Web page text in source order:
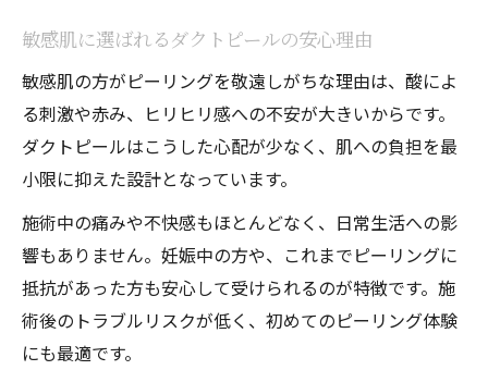
敏感肌に選ばれるダクトピールの安心理由
敏感肌の方がピーリングを敬遠しがちな理由は、酸によ
る刺激や赤み、ヒリヒリ感への不安が大きいからです。
ダクトピールはこうした心配が少なく、肌への負担を最
小限に抑えた設計となっています。
施術中の痛みや不快感もほとんどなく、日常生活への影
響もありません。妊娠中の方や、これまでピーリングに
抵抗があった方も安心して受けられるのが特徴です。施
術後のトラブルリスクが低く、初めてのピーリング体験
にも最適です。